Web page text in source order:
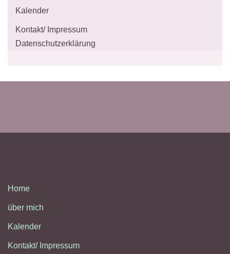
Kalender
Kontakt/ Impressum
Datenschutzerklärung
Home
über mich
Kalender
Kontakt/ Impressum